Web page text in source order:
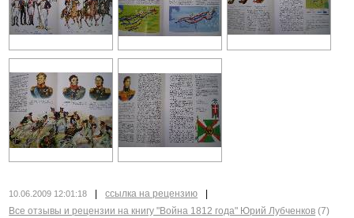
10.06.2009 12:01:18 ссылка на рецензию
Все отзывы и рецензии на книгу "Война 1812 года" Юрий Лубченков (7)